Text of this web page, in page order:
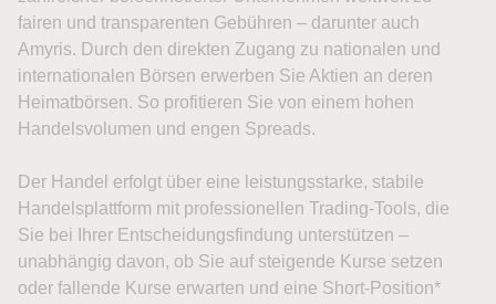
fairen und transparenten Gebühren – darunter auch
Amyris. Durch den direkten Zugang zu nationalen und
internationalen Börsen erwerben Sie Aktien an deren
Heimatbörsen. So profitieren Sie von einem hohen
Handelsvolumen und engen Spreads.
Der Handel erfolgt über eine leistungsstarke, stabile
Handelsplattform mit professionellen Trading-Tools, die
Sie bei Ihrer Entscheidungsfindung unterstützen –
unabhängig davon, ob Sie auf steigende Kurse setzen
oder fallende Kurse erwarten und eine Short-Position*